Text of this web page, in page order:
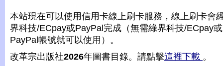
本站現在可以使用信用卡線上刷卡服務，線上刷卡會
界科技/ECpay或PayPal完成（無需綠界科技/ECpay或
PayPal帳號就可以使用）。
改革宗出版社2026年圖書目錄。請點擊這裡下載 。